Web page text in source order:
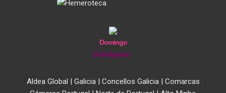
Domingo
9 de Agosto
Aldea Global | Galicia| Concellos Galicia| Comarcas